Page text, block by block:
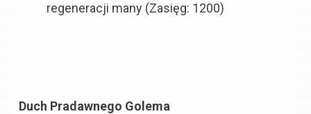
regeneracji many (Zasięg: 1200)
Duch Pradawnego Golema